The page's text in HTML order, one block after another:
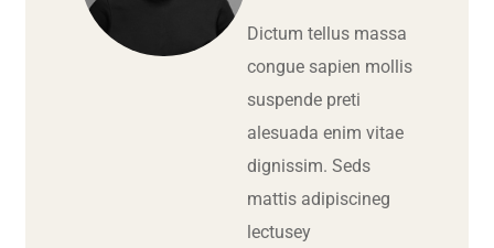
Dictum tellus massa
congue sapien mollis
suspende preti
alesuada enim vitae
dignissim. Seds
mattis adipiscineg
lectusey